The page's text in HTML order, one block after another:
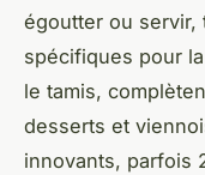
égoutter ou servir,
spécifiques pour
le tamis,
desserts et
innovants, parfois